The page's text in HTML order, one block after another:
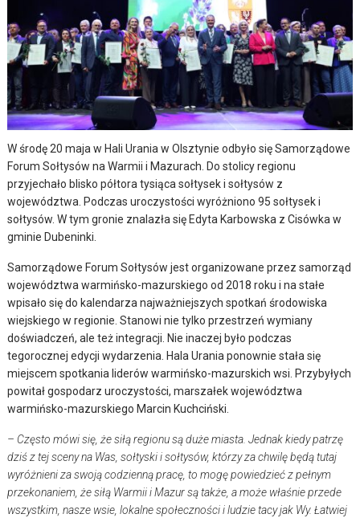
W środę 20 maja w Hali Urania w Olsztynie odbyło się Samorządowe
Forum Sołtysów na Warmii i Mazurach. Do stolicy regionu
przyjechało blisko półtora tysiąca sołtysek i sołtysów z
województwa. Podczas uroczystości wyróżniono 95 sołtysek i
sołtysów. W tym gronie znalazła się Edyta Karbowska z Cisówka w
gminie Dubeninki.
Samorządowe Forum Sołtysów jest organizowane przez samorząd
województwa warmińsko-mazurskiego od 2018 roku i na stałe
wpisało się do kalendarza najważniejszych spotkań środowiska
wiejskiego w regionie. Stanowi nie tylko przestrzeń wymiany
doświadczeń, ale też integracji. Nie inaczej było podczas
tegorocznej edycji wydarzenia. Hala Urania ponownie stała się
miejscem spotkania liderów warmińsko-mazurskich wsi. Przybyłych
powitał gospodarz uroczystości, marszałek województwa
warmińsko-mazurskiego Marcin Kuchciński.
– Często mówi się, że siłą regionu są duże miasta. Jednak kiedy patrzę
dziś z tej sceny na Was, sołtyski i sołtysów, którzy za chwilę będą tutaj
wyróżnieni za swoją codzienną pracę, to mogę powiedzieć z pełnym
przekonaniem, że siłą Warmii i Mazur są także, a może właśnie przede
wszystkim, nasze wsie, lokalne społeczności i ludzie tacy jak Wy. Łatwiej